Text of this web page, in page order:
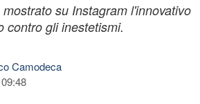
su Instagram l'innovativo
contro gli inestetismi.
Camodeca